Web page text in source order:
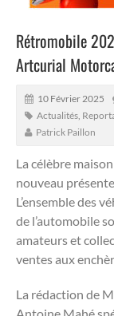
Rétromobile
Artcurial
10 Février 2025
Actualités,
Patrick Paillon
La célèbre
nouveau
L’ensemble des
de l’automobile
amateurs et
ventes aux
La rédaction de